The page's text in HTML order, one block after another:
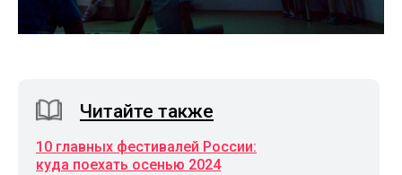
Читайте также
10 главных фестивалей России:
куда поехать осенью 2024